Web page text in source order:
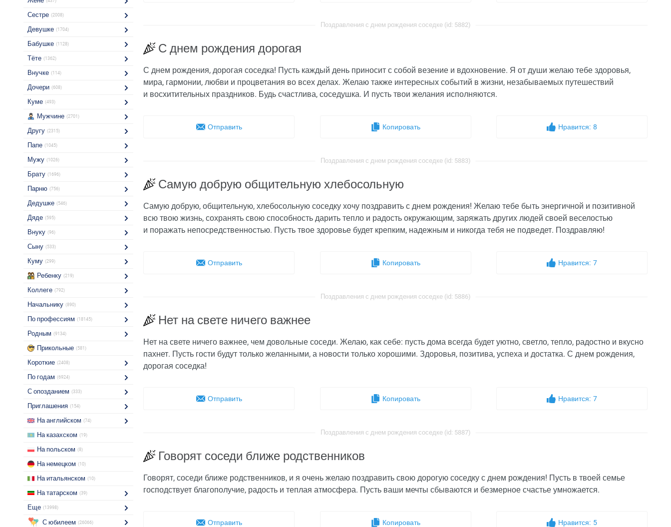
Сестре (2008)
Девушке (1704)
Бабушке (1128)
Тёте (1362)
Внучке (114)
Дочери (608)
Куме (493)
Мужчине (2701)
Другу (2315)
Папе (1045)
Мужу (1026)
Брату (1696)
Парню (756)
Дедушке (546)
Дяде (595)
Внуку (96)
Сыну (533)
Куму (299)
Ребенку (219)
Коллеге (792)
Начальнику (890)
По профессиям (18145)
Родным (9134)
Прикольные (581)
Короткие (2408)
По годам (6924)
С опозданием (333)
Приглашения (154)
На английском (74)
На казахском (19)
На польском (8)
На немецком (10)
На итальянском (10)
На татарском (39)
Еще (13998)
С юбилеем (26066)
Поздравления с днем рождения соседке (id: 5882)
С днем рождения дорогая
С днем рождения, дорогая соседка! Пусть каждый день приносит с собой везение и вдохновение. Я от души желаю тебе здоровья,
мира, гармонии, любви и процветания во всех делах. Желаю также интересных событий в жизни, незабываемых путешествий
и восхитительных праздников. Будь счастлива, соседушка. И пусть твои желания исполняются.
Отправить Копировать Нравится: 8
Поздравления с днем рождения соседке (id: 5883)
Самую добрую общительную хлебосольную
Самую добрую, общительную, хлебосольную соседку хочу поздравить с днем рождения! Желаю тебе быть энергичной и позитивной
всю твою жизнь, сохранять свою способность дарить тепло и радость окружающим, заряжать других людей своей веселостью
и поражать непосредственностью. Пусть твое здоровье будет крепким, надежным и никогда тебя не подведет. Поздравляю!
Отправить Копировать Нравится: 7
Поздравления с днем рождения соседке (id: 5886)
Нет на свете ничего важнее
Нет на свете ничего важнее, чем довольные соседи. Желаю, как себе: пусть дома всегда будет уютно, светло, тепло, радостно и вкусно
пахнет. Пусть гости будут только желанными, а новости только хорошими. Здоровья, позитива, успеха и достатка. С днем рождения,
дорогая соседка!
Отправить Копировать Нравится: 7
Поздравления с днем рождения соседке (id: 5887)
Говорят соседи ближе родственников
Говорят, соседи ближе родственников, и я очень желаю поздравить свою дорогую соседку с днем рождения! Пусть в твоей семье
господствует благополучие, радость и теплая атмосфера. Пусть ваши мечты сбываются и безмерное счастье умножается.
Отправить Копировать Нравится: 5